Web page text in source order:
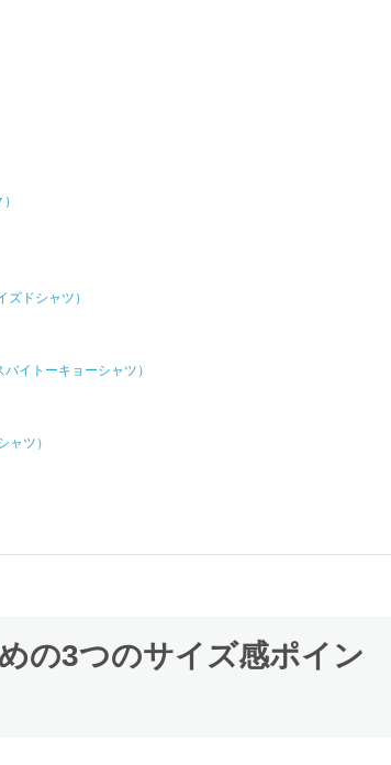
ドシャツ）
イトーキョーシャツ）
ャツ）
の3つのサイズ感ポイン